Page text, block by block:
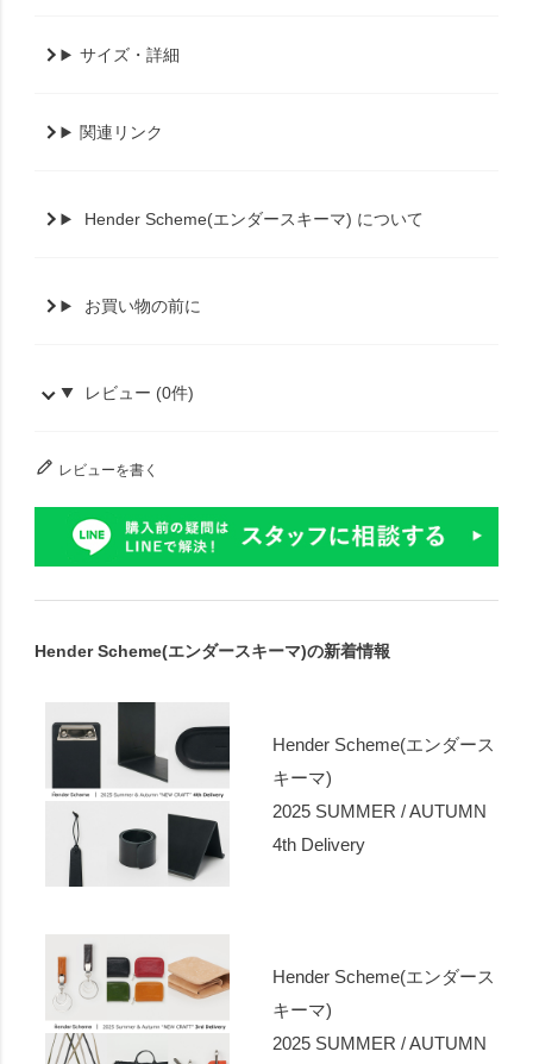
サイズ・詳細
関連リンク
Hender Scheme(エンダースキーマ) について
お買い物の前に
レビュー (0件)
レビューを書く
Hender Scheme(エンダースキーマ)の新着情報
Hender Scheme(エンダース
キーマ)
2025 SUMMER / AUTUMN
4th Delivery
Hender Scheme(エンダース
キーマ)
2025 SUMMER / AUTUMN